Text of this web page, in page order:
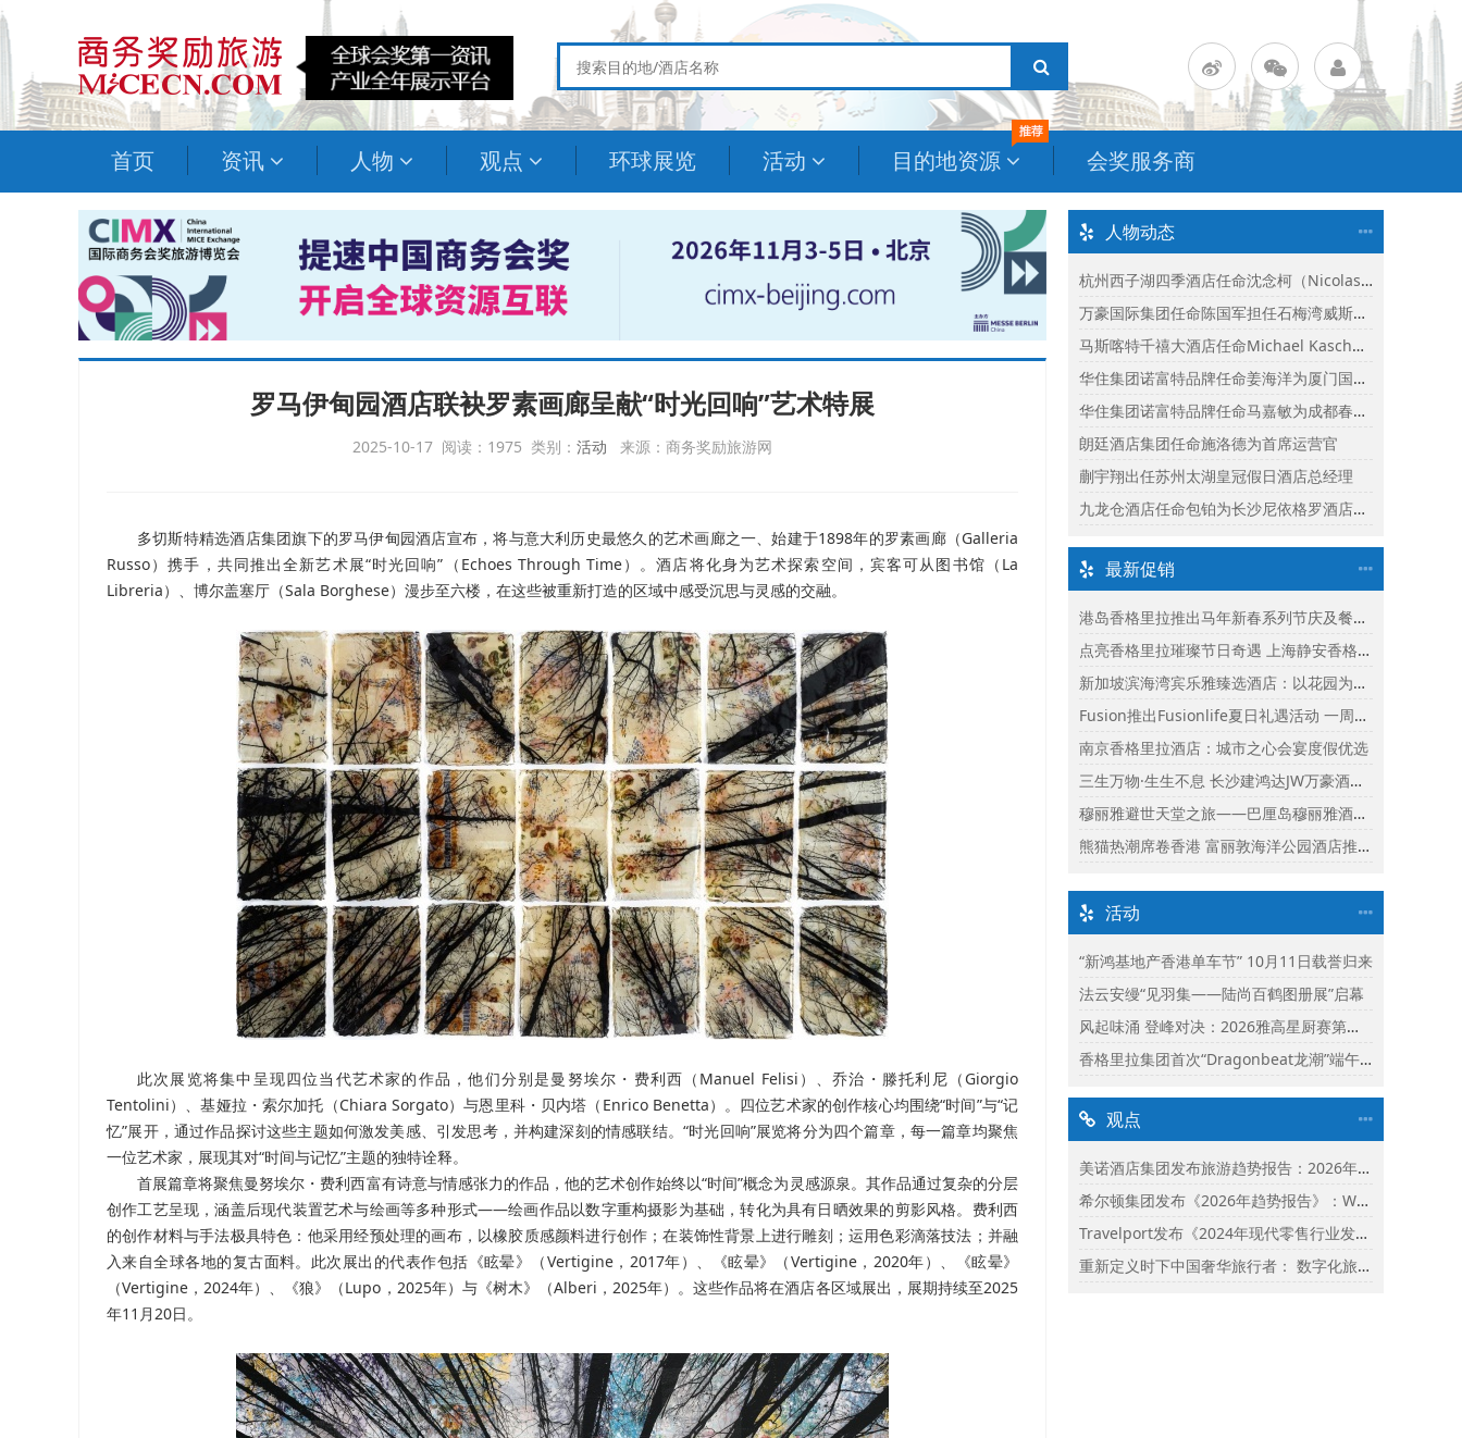
首页 资讯 人物 观点 环球展览 活动 目的地资源 会奖服务商
罗马伊甸园酒店联袂罗素画廊呈献“时光回响”艺术特展
2025-10-17 阅读：1975 类别： 活动 来源：商务奖励旅游网
多切斯特精选酒店集团旗下的罗马伊甸园酒店宣布，将与意大利历史最悠久的艺术画廊之一、始建于1898年的罗素画廊（Galleria
Russo）携手，共同推出全新艺术展“时光回响”（Echoes Through Time）。酒店将化身为艺术探索空间，宾客可从图书馆（La
Libreria）、博尔盖塞厅（Sala Borghese）漫步至六楼，在这些被重新打造的区域中感受沉思与灵感的交融。
此次展览将集中呈现四位当代艺术家的作品，他们分别是曼努埃尔・费利西（Manuel Felisi）、乔治・滕托利尼（Giorgio
Tentolini）、基娅拉・索尔加托（Chiara Sorgato）与恩里科・贝内塔（Enrico Benetta）。四位艺术家的创作核心均围绕“时间”与“记
忆”展开，通过作品探讨这些主题如何激发美感、引发思考，并构建深刻的情感联结。“时光回响”展览将分为四个篇章，每一篇章均聚焦
一位艺术家，展现其对“时间与记忆”主题的独特诠释。
首展篇章将聚焦曼努埃尔・费利西富有诗意与情感张力的作品，他的艺术创作始终以“时间”概念为灵感源泉。其作品通过复杂的分层
创作工艺呈现，涵盖后现代装置艺术与绘画等多种形式——绘画作品以数字重构摄影为基础，转化为具有日晒效果的剪影风格。费利西
的创作材料与手法极具特色：他采用经预处理的画布，以橡胶质感颜料进行创作；在装饰性背景上进行雕刻；运用色彩滴落技法；并融
入来自全球各地的复古面料。此次展出的代表作包括《眩晕》（Vertigine，2017年）、《眩晕》（Vertigine，2020年）、《眩晕》
（Vertigine，2024年）、《狼》（Lupo，2025年）与《树木》（Alberi，2025年）。这些作品将在酒店各区域展出，展期持续至2025
年11月20日。
人物动态
杭州西子湖四季酒店任命沈念柯（Nicolas Senes）为酒店总经理
万豪国际集团任命陈国军担任石梅湾威斯汀度假酒店总经理
马斯喀特千禧大酒店任命Michael Kasch为酒店总经理
华住集团诺富特品牌任命姜海洋为厦门国际会议中心诺富特酒店总经理
华住集团诺富特品牌任命马嘉敏为成都春熙路诺富特酒店总经理
朗廷酒店集团任命施洛德为首席运营官
蒯宇翔出任苏州太湖皇冠假日酒店总经理
九龙仓酒店任命包铂为长沙尼依格罗酒店及长沙玛珂酒店区域总经理
最新促销
港岛香格里拉推出马年新春系列节庆及餐饮体验
点亮香格里拉璀璨节日奇遇 上海静安香格里拉推出缤纷献礼
新加坡滨海湾宾乐雅臻选酒店：以花园为幕，共庆新加坡60周年国庆盛宴
Fusion推出Fusionlife夏日礼遇活动 一周年志庆呈献迎新独家假期奖赏
南京香格里拉酒店：城市之心会宴度假优选
三生万物·生生不息 长沙建鸿达JW万豪酒店×Ralph Lauren Polo Earth开启可持续生活旅行美学
穆丽雅避世天堂之旅——巴厘岛穆丽雅酒店独家延住礼遇
熊猫热潮席卷香港 富丽敦海洋公园酒店推出“亲亲大熊猫住宿体验”
活动
“新鸿基地产香港单车节” 10月11日载誉归来
法云安缦“见羽集——陆尚百鹤图册展”启幕
风起味涌 登峰对决：2026雅高星厨赛第二阶段启动
香格里拉集团首次“Dragonbeat龙潮”端午庆典精彩落幕
观点
美诺酒店集团发布旅游趋势报告：2026年市场保持乐观并揭示旅行者渴望联结
希尔顿集团发布《2026年趋势报告》：Whycation成为旅行新趋势
Travelport发布《2024年现代零售行业发展状况报告》
重新定义时下中国奢华旅行者： 数字化旅行与体验式奢华将成为影响2024年旅行选择的关键词